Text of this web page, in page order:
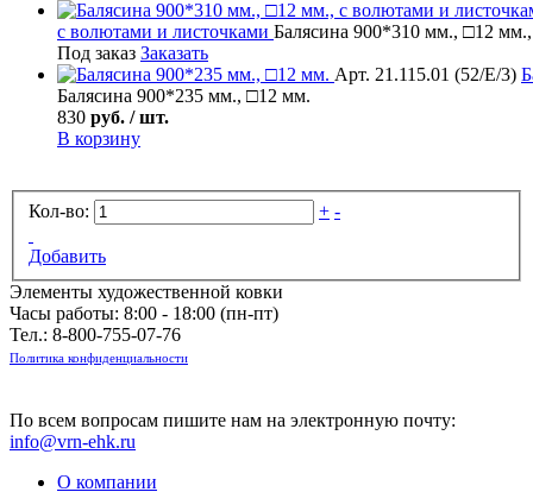
с волютами и листочками Балясина 900*310 мм., □12
Под заказ Заказать
Арт. 21.115.01 (52/Е/3)
Балясина 900*235 мм., □12 мм.
830 руб. / шт.
В корзину
Кол-во: + -
Добавить
Элементы художественной ковки
Часы работы: 8:00 - 18:00 (пн-пт)
Тел.: 8-800-755-07-76
Политика конфиденциальности
По всем вопросам пишите нам на электронную почту:
info@vrn-ehk.ru
О компании